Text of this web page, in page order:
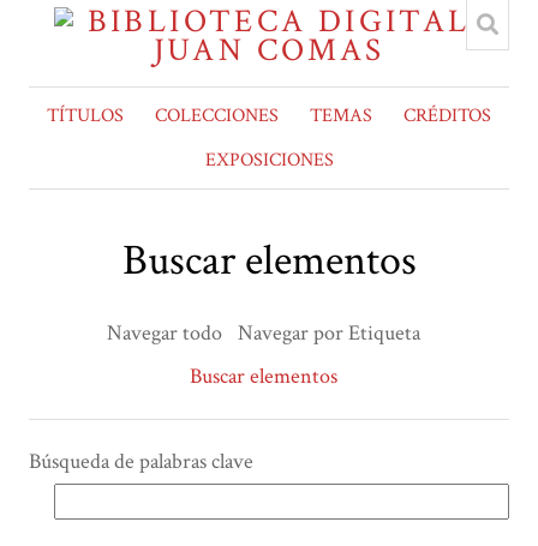
TÍTULOS COLECCIONES TEMAS
CRÉDITOS
EXPOSICIONES
Buscar elementos
Navegar todo Navegar por Etiqueta
Buscar elementos
Búsqueda de palabras clave